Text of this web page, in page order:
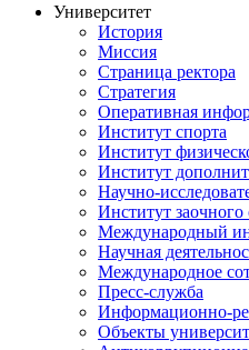
Университет
История
Миссия
Страница ректора
Стратегия
Оперативная
Институт спорта
Институт
Институт
Научно-
Институт заочного
Международный
Научная
Международное
Пресс-служба
Информационно-
Объекты